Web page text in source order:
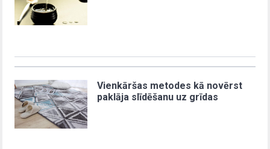
Vienkāršas metodes kā novērst
paklāja slīdēšanu uz grīdas